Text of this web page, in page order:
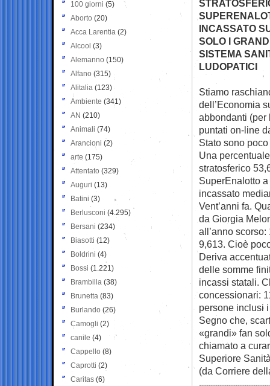
INCASSATO
SOLO I
SISTEMA
LUDOPATICI
Stiamo
dell’Economia
abbondanti (per
puntati on-line
Stato sono
Una
stratosferico
SuperEnalotto
incassato
Vent’anni fa.
da Giorgia
all’anno
9,613. Cioè
Deriva
delle somme
incassi statali.
concessionari:
persone inclusi
Segno che,
«grandi» fan
chiamato a
Superiore
(da Corriere
100 giorni (5)
Aborto (20)
Acca Larentia (2)
Alcool (3)
Alemanno (150)
Alfano (315)
Alitalia (123)
Ambiente (341)
AN (210)
Animali (74)
Arancioni (2)
arte (175)
Attentato (329)
Auguri (13)
Batini (3)
Berlusconi (4.295)
Bersani (234)
Biasotti (12)
Boldrini (4)
Bossi (1.221)
Brambilla (38)
Brunetta (83)
Burlando (26)
Camogli (2)
canile (4)
Cappello (8)
Caprotti (2)
Caritas (6)